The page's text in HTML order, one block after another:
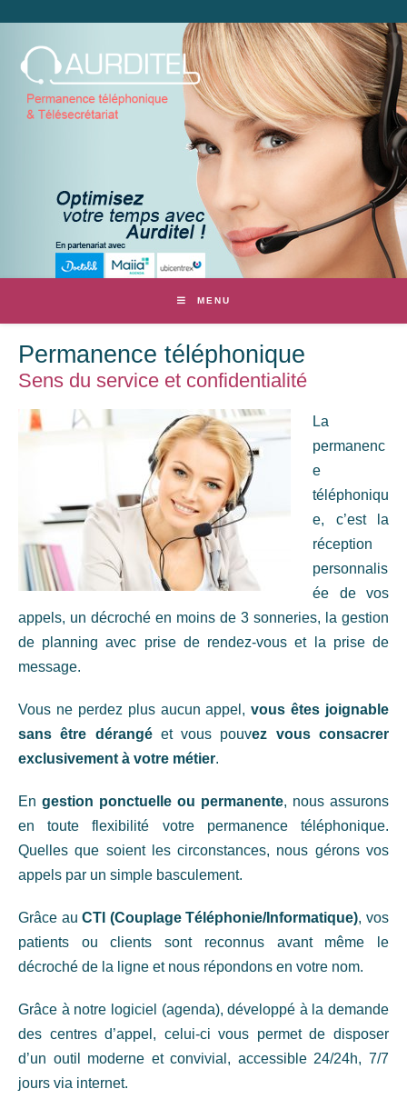
MENU
Permanence téléphonique
Sens du service et confidentialité
La
permanenc
e
téléphoniqu
e, c’est la
réception
personnalis
ée de vos
appels, un décroché en moins de 3 sonneries, la gestion
de planning avec prise de rendez-vous et la prise de
message.
Vous ne perdez plus aucun appel,vous êtes joignable
sans être dérangé et vous pouvez vous consacrer
exclusivement à votre métier.
En gestion ponctuelle ou permanente, nous assurons
en toute flexibilité votre permanence téléphonique.
Quelles que soient les circonstances, nous gérons vos
appels par un simple basculement.
Grâce auCTI (Couplage Téléphonie/Informatique), vos
patients ou clients sont reconnus avant même le
décroché de la ligne et nous répondons en votre nom.
Grâce à notre logiciel (agenda), développé à la demande
des centres d’appel, celui-ci vous permet de disposer
d’un outil moderne et convivial, accessible 24/24h, 7/7
jours via internet.